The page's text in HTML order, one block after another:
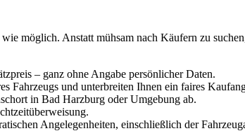
möglich. Anstatt mühsam nach Käufern zu
– ganz ohne Angabe persönlicher Daten.
Fahrzeugs und unterbreiten Ihnen ein faires
in Bad Harzburg oder Umgebung ab.
Angelegenheiten, einschließlich der